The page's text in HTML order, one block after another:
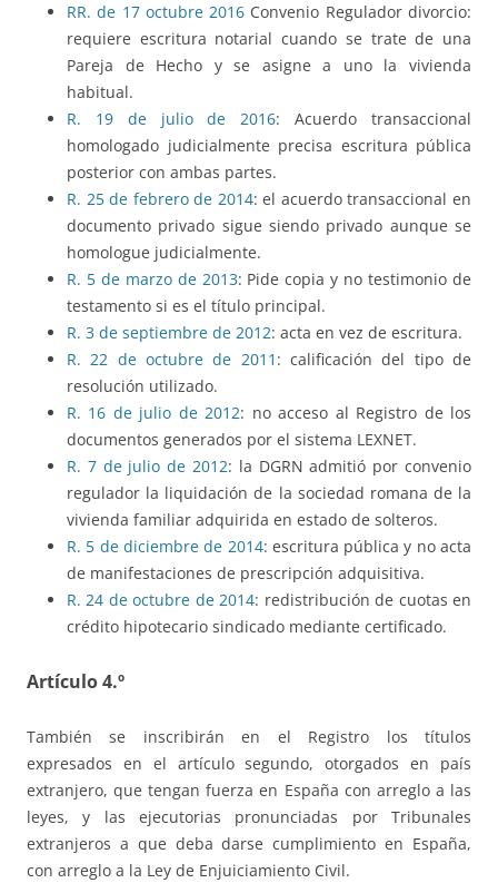
RR. de 17 octubre 2016 Convenio Regulador divorcio:
requiere escritura notarial cuando se trate de una
Pareja de Hecho y se asigne a uno la vivienda
habitual.
R. 19 de julio de 2016: Acuerdo transaccional
homologado judicialmente precisa escritura pública
posterior con ambas partes.
R. 25 de febrero de 2014: el acuerdo transaccional en
documento privado sigue siendo privado aunque se
homologue judicialmente.
R. 5 de marzo de 2013: Pide copia y no testimonio de
testamento si es el título principal.
R. 3 de septiembre de 2012: acta en vez de escritura.
R. 22 de octubre de 2011 : calificación del tipo de
resolución utilizado.
R. 16 de julio de 2012: no acceso al Registro de los
documentos generados por el sistema LEXNET.
R. 7 de julio de 2012: la DGRN admitió por convenio
regulador la liquidación de la sociedad romana de la
vivienda familiar adquirida en estado de solteros.
R. 5 de diciembre de 2014: escritura pública y no acta
de manifestaciones de prescripción adquisitiva.
R. 24 de octubre de 2014: redistribución de cuotas en
crédito hipotecario sindicado mediante certificado.
Artículo 4.º
También se inscribirán en el Registro los títulos
expresados en el artículo segundo, otorgados en país
extranjero, que tengan fuerza en España con arreglo a las
leyes, y las ejecutorias pronunciadas por Tribunales
extranjeros a que deba darse cumplimiento en España,
con arreglo a la Ley de Enjuiciamiento Civil.